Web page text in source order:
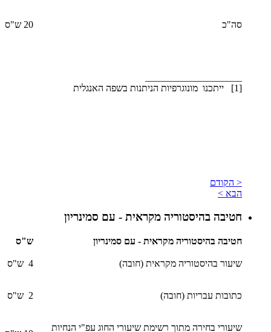
סה"כ 20 ש"ס
​[1] ייתכנו מונוגרפיות הניתנות בשפה האנגלית
< הקודם
הבא >
חטיבה בהיסטוריה מקראית - עם סמינריון
חטיבה בהיסטוריה מקראית - עם סמינריון ש"ס
שיעור בהיסטוריה מקראית (חובה) 4 ש"ס
כתובות עבריות (חובה) 2 ש"ס
שיעורי בחירה מתוך רשימת שיעורי החוג עפ"י הנחיות